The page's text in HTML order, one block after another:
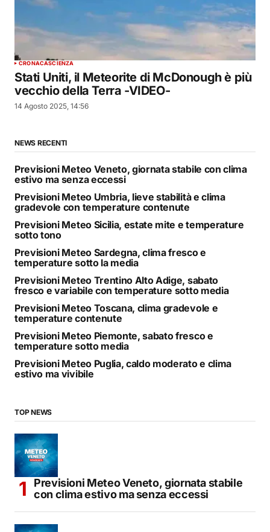
CRONACASCIENZA
Stati Uniti, il Meteorite di McDonough è più
vecchio della Terra -VIDEO-
14 Agosto 2025, 14:56
NEWS RECENTI
Previsioni Meteo Veneto, giornata stabile con clima
estivo ma senza eccessi
Previsioni Meteo Umbria, lieve stabilità e clima
gradevole con temperature contenute
Previsioni Meteo Sicilia, estate mite e temperature
sotto tono
Previsioni Meteo Sardegna, clima fresco e
temperature sotto la media
Previsioni Meteo Trentino Alto Adige, sabato
fresco e variabile con temperature sotto media
Previsioni Meteo Toscana, clima gradevole e
temperature contenute
Previsioni Meteo Piemonte, sabato fresco e
temperature sotto media
Previsioni Meteo Puglia, caldo moderato e clima
estivo ma vivibile
TOP NEWS
Previsioni Meteo Veneto, giornata stabile
con clima estivo ma senza eccessi